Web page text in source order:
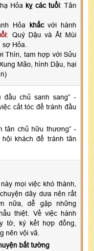
Hỏa kỵ các tuổi: Tân
Hỏa khắcvới hành
: Quý Dậu và Ất Mùi
Hỏa.
Thìn, tam hợp với Sửu
Mão, hình Dậu, hại
đầu chủ sanh sang” -
cắt tóc để tránh đầu
tân chủ hữu thương” -
khách để tránh tân
mọi việc khó thành,
dây dưa nên rất
nữa, dễ gặp những
thiệt. Về việc hành
tờ, ký kết hợp đồng,
nên vội vã.
bất tường